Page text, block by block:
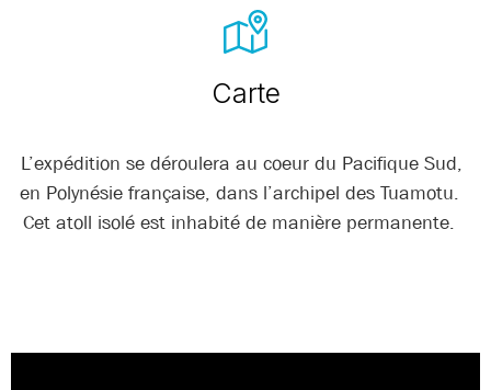
Carte
L’expédition se déroulera au coeur du Pacifique Sud,
en Polynésie française, dans l’archipel des Tuamotu.
Cet atoll isolé est inhabité de manière permanente.